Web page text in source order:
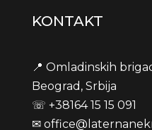
KONTAKT
📍 Omladinskih
Beograd, Srbija
☏ +38164 15 15 091
✉